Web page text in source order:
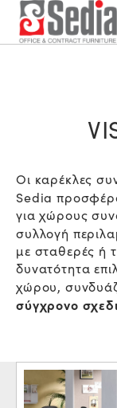
Οι καρέκλες
Sedia
για χώρους
συλλογή
με σταθερές ή
δυνατότητα
χώρου,
σύγχρονο